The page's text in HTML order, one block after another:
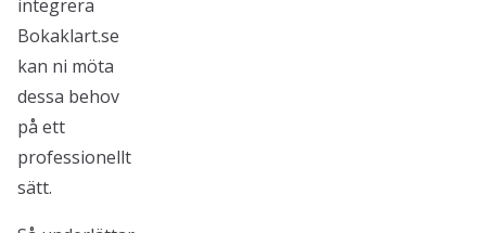
integrera
Bokaklart.se
kan ni möta
dessa behov
på ett
professionellt
sätt.